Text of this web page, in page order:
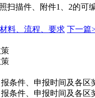
扫描件、附件1、2的可
料、流程、要求 下一篇
条件、申报时间及各区
条件、申报时间及各区